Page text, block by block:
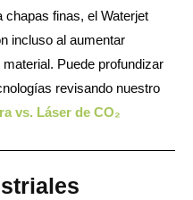
chapas finas, el Waterjet
incluso al aumentar
Puede profundizar
revisando nuestro
vs. Láser de CO₂